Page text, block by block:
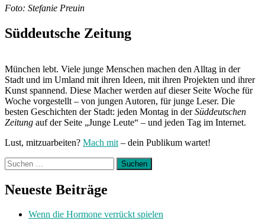
Foto: Stefanie Preuin
Süddeutsche Zeitung
München lebt. Viele junge Menschen machen den Alltag in der
Stadt und im Umland mit ihren Ideen, mit ihren Projekten und ihrer
Kunst spannend. Diese Macher werden auf dieser Seite Woche für
Woche vorgestellt – von jungen Autoren, für junge Leser. Die
besten Geschichten der Stadt: jeden Montag in derSüddeutschen
Zeitung auf der Seite „Junge Leute“ – und jeden Tag im Internet.
Lust, mitzuarbeiten? Mach mit – dein Publikum wartet!
Suchen
nach:
Neueste Beiträge
Wenn die Hormone verrückt spielen